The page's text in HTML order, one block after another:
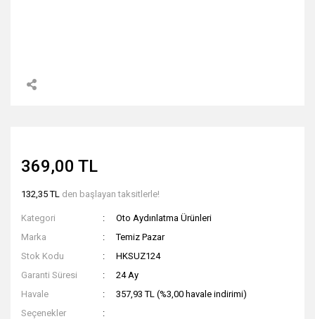
369,00 TL
132,35 TL den başlayan taksitlerle!
Kategori
Oto Aydınlatma Ürünleri
Marka
Temiz Pazar
Stok Kodu
HKSUZ124
Garanti Süresi
24 Ay
Havale
357,93 TL (%3,00 havale indirimi)
Seçenekler